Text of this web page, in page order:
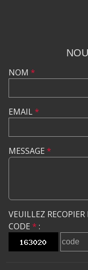
NOM *
EMAIL*
MESSAGE *
VEUILLEZ RECOPIER
CODE * :